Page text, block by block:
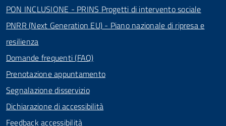
PON INCLUSIONE - PRINS Progetti di intervento sociale
PNRR (Next Generation EU) - Piano nazionale di ripresa e
resilienza
Domande frequenti (FAQ)
Prenotazione appuntamento
Segnalazione disservizio
Dichiarazione di accessibilità
Feedback accessibilità